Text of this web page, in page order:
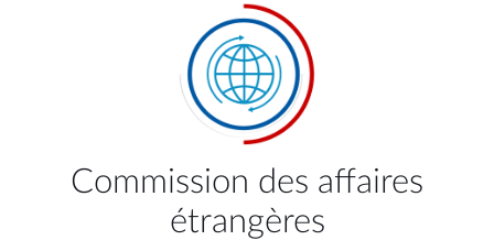
Commission des affaires
étrangères